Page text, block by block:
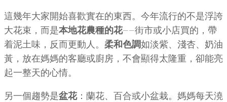
這幾年大家開始喜歡實在的東西。今年流行的不是浮誇
大花束，而是本地花農種的花——街市或小店買的，帶
着泥土味，反而更動人。 柔和色調如淡紫、淺杏、奶油
黃，放在媽媽的客廳或廚房，不會顯得太隆重，卻能亮
起一整天的心情。
另一個趨勢是盆花：蘭花、百合或小盆栽。媽媽每天澆